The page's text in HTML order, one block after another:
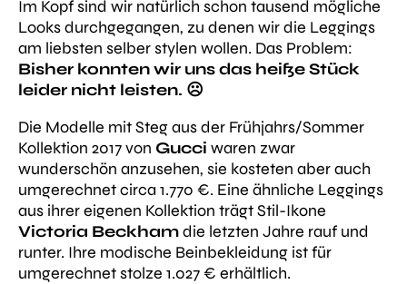
Im Kopf sind wir natürlich schon tausend mögliche
Looks durchgegangen, zu denen wir die Leggings
am liebsten selber stylen wollen. Das Problem:
Bisher konnten wir uns das heiße Stück
leider nicht leisten. ☹️
Die Modelle mit Steg aus der Frühjahrs/Sommer
Kollektion 2017 von Gucci waren zwar
wunderschön anzusehen, sie kosteten aber auch
umgerechnet circa 1.770 €. Eine ähnliche Leggings
aus ihrer eigenen Kollektion trägt Stil-Ikone
Victoria Beckhamdie letzten Jahre rauf und
runter. Ihre modische Beinbekleidung ist für
umgerechnet stolze 1.027 € erhältlich.